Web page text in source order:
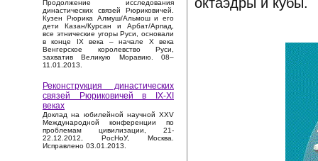
Продолжение исследования
династических связей Рюриковичей.
Кузен Рюрика Алмуш/Альмош и его
дети Казан/Курсан и Арбат/Арпад,
все этнические угоры Руси, основали
в конце IX века – начале X века
Венгерское королевство Руси,
захватив Великую Моравию. 08–
11.01.2013.
Реконструкция династических
связей Рюриковичей в IX-XI
веках
Доклад на юбилейной научной XXV
Международной конференции по
проблемам цивилизации, 21-
22.12.2012, РосНоУ, Москва.
Исправлено 03.01.2013.